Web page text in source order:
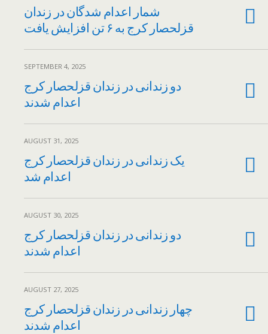
شمار اعدام شدگان در زندان
قزلحصار کرج به ۶ تن افزایش یافت
SEPTEMBER 4, 2025
دو زندانی در زندان قزلحصار کرج
اعدام شدند
AUGUST 31, 2025
یک زندانی در زندان قزلحصار کرج
اعدام شد
AUGUST 30, 2025
دو زندانی در زندان قزلحصار کرج
اعدام شدند
AUGUST 27, 2025
چهار زندانی در زندان قزلحصار کرج
اعدام شدند